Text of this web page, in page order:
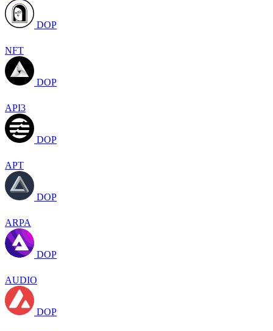
DOP
NFT
DOP
API3
DOP
APT
DOP
ARPA
DOP
AUDIO
DOP